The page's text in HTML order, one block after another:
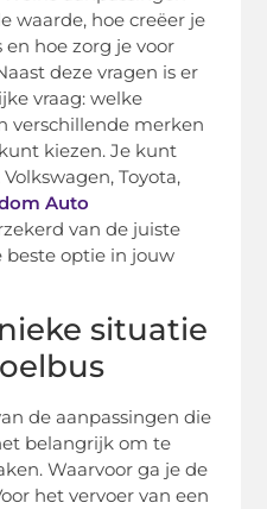
waarde, hoe creëer je
hoe zorg je voor
deze vragen is er
vraag: welke
verschillende merken
kiezen. Je kunt
Toyota,
Auto
van de juiste
beste optie in jouw
situatie
de aanpassingen die
belangrijk om te
Waarvoor ga je de
het vervoer van een